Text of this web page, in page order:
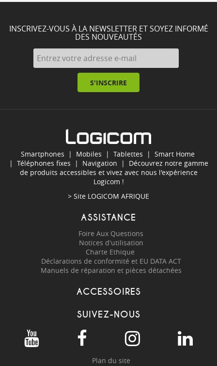
INSCRIVEZ-VOUS À LA NEWSLETTER ET SOYEZ INFORMÉ
DES NOUVEAUTÉS
S'INSCRIRE
Smartphones | Mobiles | Tablettes | Smart Home
| Téléphones fixes | Navigation | Découvrez notre gamme
de produits accessibles et vivez avec nous l'expérience
Logicom !
> Site LOGICOM AFRIQUE
ASSISTANCE
Foire Aux Questions
Notices d'utilisation
Charte Ethique
Déclarations de conformité et EU DATA ACT
Manuels de réparation et pièces détachées
ACCESSOIRES
SUIVEZ-NOUS
Plan du site